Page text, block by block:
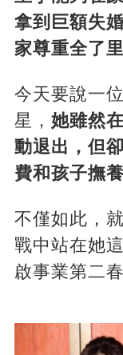
拿到巨額失
家尊重全了
今天要說一
星， 她雖然
動退出，但
費和孩子撫
不僅如此，
戰中站在她
啟事業第二春